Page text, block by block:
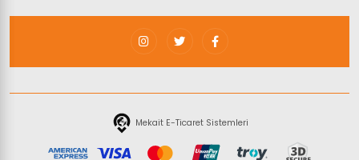
Mekait E-Ticaret Sistemleri